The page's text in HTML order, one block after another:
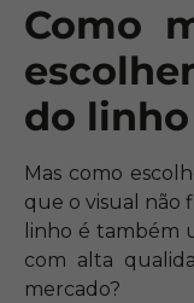
Como
do
Mas como
que o visual não
linho é também
com alta
mercado?